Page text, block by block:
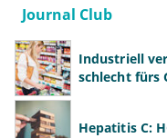
Journal Club
Industriell
schlecht fürs
Hepatitis C: